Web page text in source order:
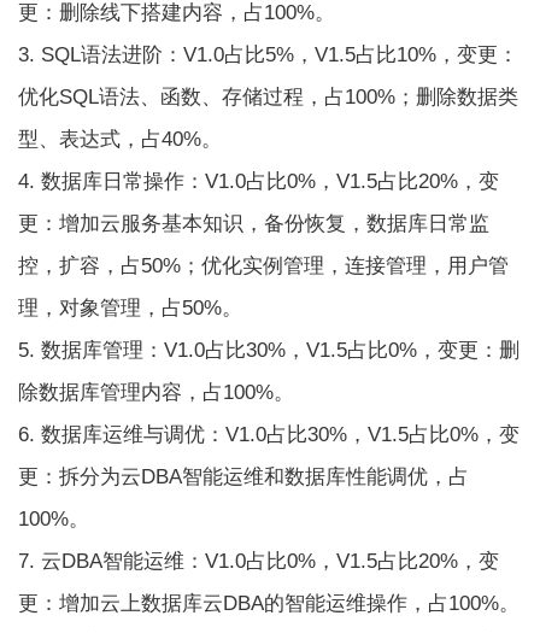
更：删除线下搭建内容，占100%。
3. SQL语法进阶：V1.0占比5%，V1.5占比10%，变更：
优化SQL语法、函数、存储过程，占100%；删除数据类
型、表达式，占40%。
4. 数据库日常操作：V1.0占比0%，V1.5占比20%，变
更：增加云服务基本知识，备份恢复，数据库日常监
控，扩容，占50%；优化实例管理，连接管理，用户管
理，对象管理，占50%。
5. 数据库管理：V1.0占比30%，V1.5占比0%，变更：删
除数据库管理内容，占100%。
6. 数据库运维与调优：V1.0占比30%，V1.5占比0%，变
更：拆分为云DBA智能运维和数据库性能调优，占
100%。
7. 云DBA智能运维：V1.0占比0%，V1.5占比20%，变
更：增加云上数据库云DBA的智能运维操作，占100%。